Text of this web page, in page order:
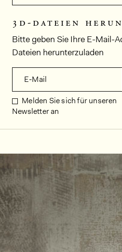
3d-dateien
Bitte geben Sie Ihre E-Mail-
Dateien herunterzuladen
E-Mail
Melden Sie sich für unseren
Newsletter an